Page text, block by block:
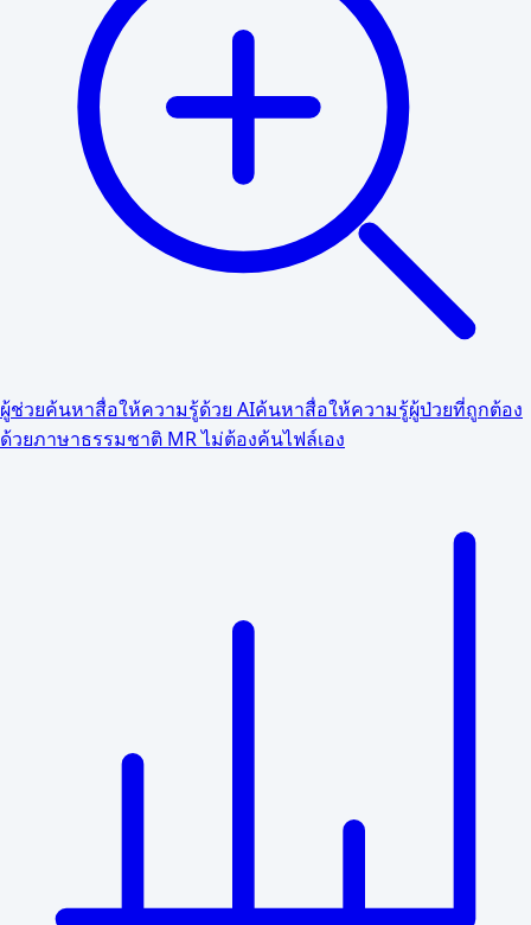
ผู้ช่วยค้นหาสื่อให้ความรู้ด้วย AIค้นหาสื่อให้ความรู้ผู้ป่วยที่ถูกต้อง
ด้วยภาษาธรรมชาติ MR ไม่ต้องค้นไฟล์เอง